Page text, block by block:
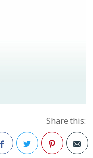
Share this: